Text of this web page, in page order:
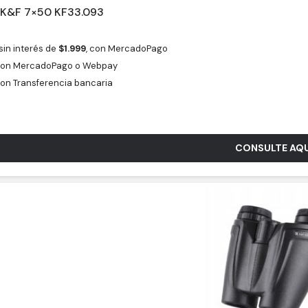
7×50 KF33.093
interés de $1.999, con MercadoPago
MercadoPago o Webpay
Transferencia bancaria
CONSULTE